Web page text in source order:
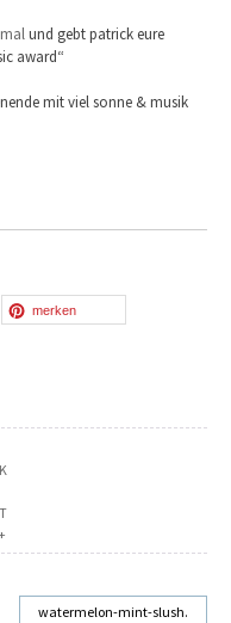
und gebt patrick eure
award“
mit viel sonne & musik
merken
watermelon-mint-slush.